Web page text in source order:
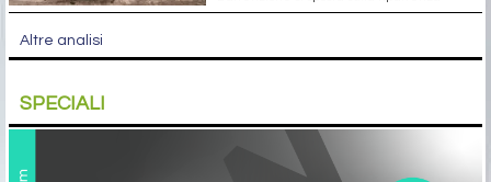
Altre analisi
SPECIALI